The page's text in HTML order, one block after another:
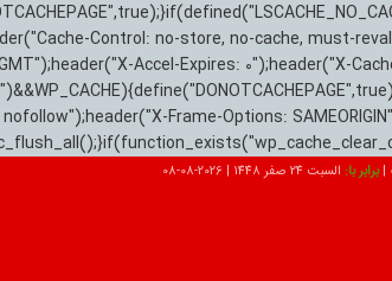
Control: no-store, no-cache, must-
Accel-Expires: 0");header("X-
Frame-Options:
|برابر با: السبت 24 صفر 1448 |
2026-08-08